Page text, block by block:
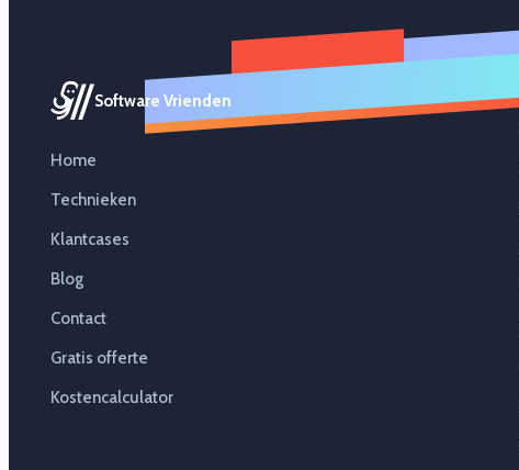
Software Vrienden
Home
Technieken
Klantcases
Blog
Contact
Gratis offerte
Kostencalculator